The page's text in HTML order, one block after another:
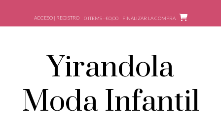
ACCESO | REGISTRO 0 ITEMS - €0,00 FINALIZAR LA COMPRA
Yirandola
Moda Infantil